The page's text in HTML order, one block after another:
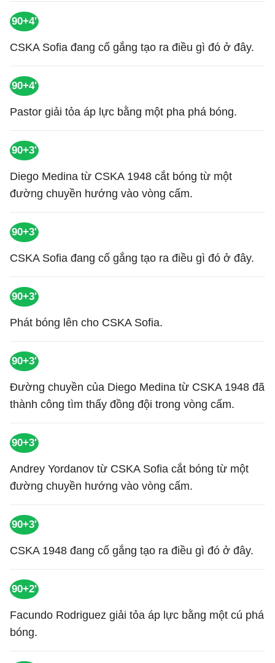
90+4'
CSKA Sofia đang cố gắng tạo ra điều gì đó ở đây.
90+4'
Pastor giải tỏa áp lực bằng một pha phá bóng.
90+3'
Diego Medina từ CSKA 1948 cắt bóng từ một
đường chuyền hướng vào vòng cấm.
90+3'
CSKA Sofia đang cố gắng tạo ra điều gì đó ở đây.
90+3'
Phát bóng lên cho CSKA Sofia.
90+3'
Đường chuyền của Diego Medina từ CSKA 1948 đã
thành công tìm thấy đồng đội trong vòng cấm.
90+3'
Andrey Yordanov từ CSKA Sofia cắt bóng từ một
đường chuyền hướng vào vòng cấm.
90+3'
CSKA 1948 đang cố gắng tạo ra điều gì đó ở đây.
90+2'
Facundo Rodriguez giải tỏa áp lực bằng một cú phá
bóng.